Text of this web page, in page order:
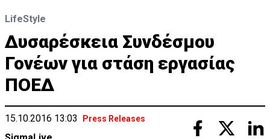
LifeStyle
Δυσαρέσκεια Συνδέσμου
Γονέων για στάση εργασίας
ΠΟΕΔ
15.10.2016 13:03 Press Releases